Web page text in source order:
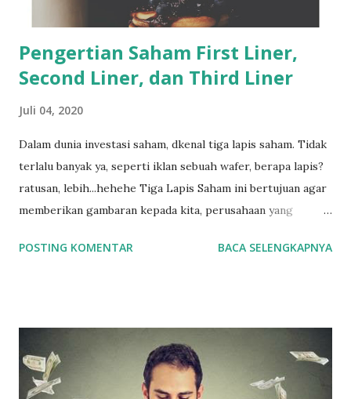
Pengertian Saham First Liner,
Second Liner, dan Third Liner
Juli 04, 2020
Dalam dunia investasi saham, dkenal tiga lapis saham. Tidak
terlalu banyak ya, seperti iklan sebuah wafer, berapa lapis?
ratusan, lebih...hehehe Tiga Lapis Saham ini bertujuan agar
memberikan gambaran kepada kita, perusahaan yang
seorang yang "mencari aman" tentunya saham-saham first
besar. Walaupun tentunya dibarengi dengan resiko yang ada.
Mari kita bahas 1 per satu ya 1. Saham First Liner (Blue
Chips) Ciri-Ciri Saham Blue Chips sudah pernah dibahas di
POSTING KOMENTAR BACA SELENGKAPNYA